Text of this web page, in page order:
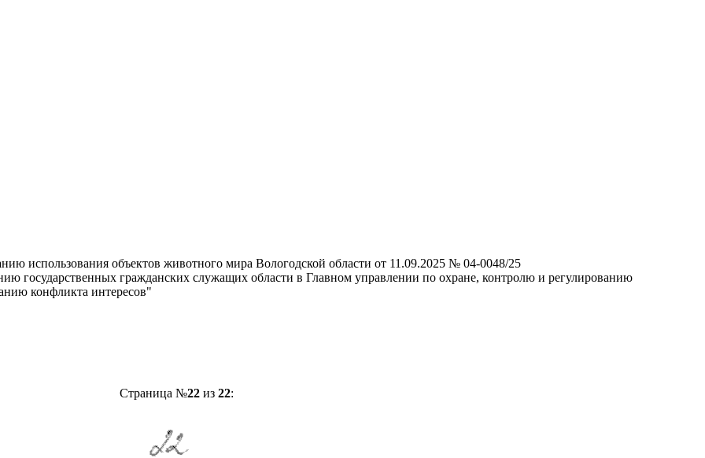
использования объектов животного мира Вологодской области от 11.09.2025 № 04-0048/25
государственных гражданских служащих области в Главном управлении по охране, контролю и регулированию
конфликта интересов"
Страница №22из 22: